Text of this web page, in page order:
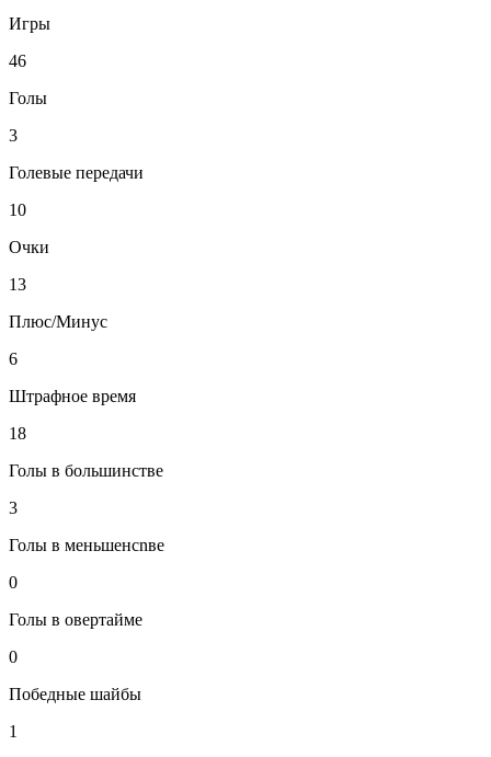
Игры
46
Голы
3
Голевые передачи
10
Очки
13
Плюс/Минус
6
Штрафное время
18
Голы в большинстве
3
Голы в меньшенсnве
0
Голы в овертайме
0
Победные шайбы
1